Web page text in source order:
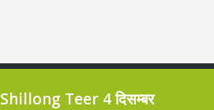
Shillong Teer 4 दिसम्बर